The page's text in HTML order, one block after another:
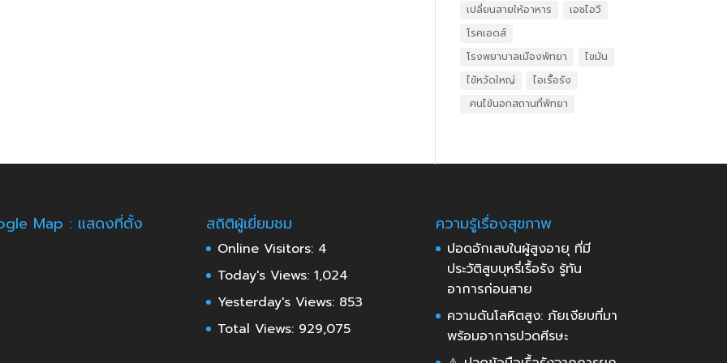
เปลี่ยนสายให้อาหาร
เอชไอวี
โรคเอดส์
โรงพยาบาลเมืองพัทยา
ไขมัน
ไข้หวัดใหญ่
ไอเรื้อรัง
​ คนไข้นอกสถานที่พัทยา
Map : แสดงที่ตั้ง สถิติผู้เยี่ยมชม
Online Visitors: 4
Today's Views: 1,024
Yesterday's Views: 853
Total Views: 929,075
ความรู้เรื่องสุขภาพ
ปอดอักเสบในผู้สูงอายุ ที่มี
ประวัติสูบบุหรี่เรื้อรัง รู้ทัน
อาการก่อนสาย
ความดันโลหิตสูง: ภัยเงียบที่มา
พร้อมอาการปวดศีรษะ